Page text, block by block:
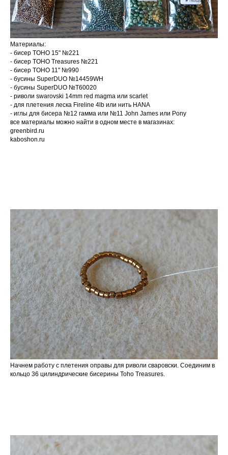
Материалы:
- бисер TOHO 15" №221
- бисер TOHO Treasures №221
- бисер TOHO 11" №990
- бусины SuperDUO №14459WH
- бусины SuperDUO №T60020
- риволи swarovski 14mm red magma или scarlet
- для плетения леска Fireline 4lb или нить HANA
- иглы для бисера №12 гамма или №11 John James или Pony
все материалы можно найти в одном месте в магазинах:
greenbird.ru
kaboshon.ru
Начнем работу с плетения оправы для риволи сваровски. Соединим в
кольцо 36 цилиндрические бисерины Toho Treasures.